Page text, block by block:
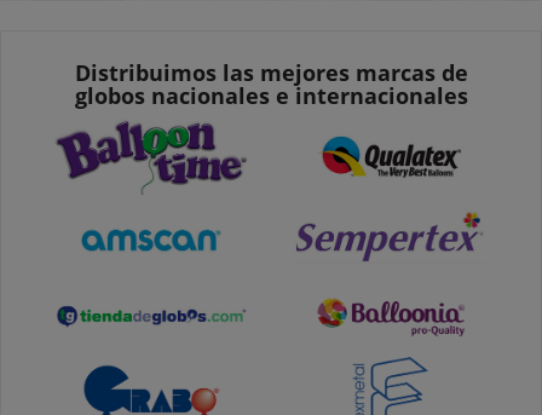
Distribuimos las mejores marcas de
globos nacionales e internacionales